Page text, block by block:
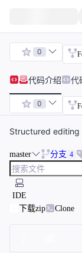
0
代码介绍 代
0
Structured editing
master 分支 4
IDE
下载zip
Clone